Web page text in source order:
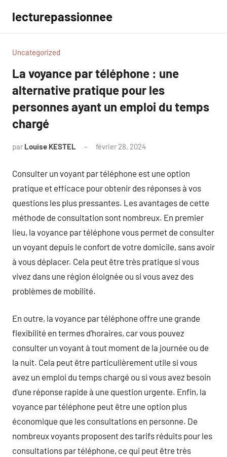
contenu
lecturepassionnee
Uncategorized
La voyance par téléphone : une
alternative pratique pour les
personnes ayant un emploi du temps
chargé
par Louise KESTEL février 28, 2024
Consulter un voyant par téléphone est une option
pratique et efficace pour obtenir des réponses à vos
questions les plus pressantes. Les avantages de cette
méthode de consultation sont nombreux. En premier
lieu, la voyance par téléphone vous permet de consulter
un voyant depuis le confort de votre domicile, sans avoir
à vous déplacer. Cela peut être très pratique si vous
vivez dans une région éloignée ou si vous avez des
problèmes de mobilité.
En outre, la voyance par téléphone offre une grande
flexibilité en termes d’horaires, car vous pouvez
consulter un voyant à tout moment de la journée ou de
la nuit. Cela peut être particulièrement utile si vous
avez un emploi du temps chargé ou si vous avez besoin
d’une réponse rapide à une question urgente. Enfin, la
voyance par téléphone peut être une option plus
économique que les consultations en personne. De
nombreux voyants proposent des tarifs réduits pour les
consultations par téléphone, ce qui peut être très